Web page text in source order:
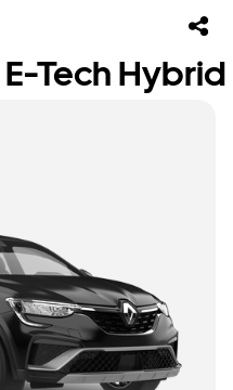
Tech Hybrid